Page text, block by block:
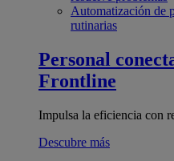
Automatización de
rutinarias
Personal
Frontline
Impulsa la eficiencia con
Descubre más